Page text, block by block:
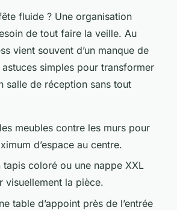
fluide ? Une organisation
de tout faire la veille. Au
vient souvent d’un manque de
simples pour transformer
salle de réception sans tout
meubles contre les murs pour
d’espace au centre.
tapis coloré ou une nappe XXL
visuellement la pièce.
table d’appoint près de l’entrée